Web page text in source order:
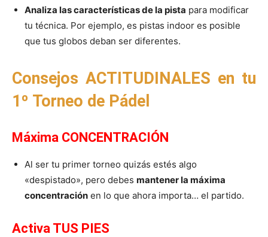
Analiza las características de la pista para modificar
tu técnica. Por ejemplo, es pistas indoor es posible
que tus globos deban ser diferentes.
Consejos ACTITUDINALES en tu
1º Torneo de Pádel
Máxima CONCENTRACIÓN
Al ser tu primer torneo quizás estés algo
«despistado», pero debes mantener la máxima
concentración en lo que ahora importa… el partido.
Activa TUS PIES